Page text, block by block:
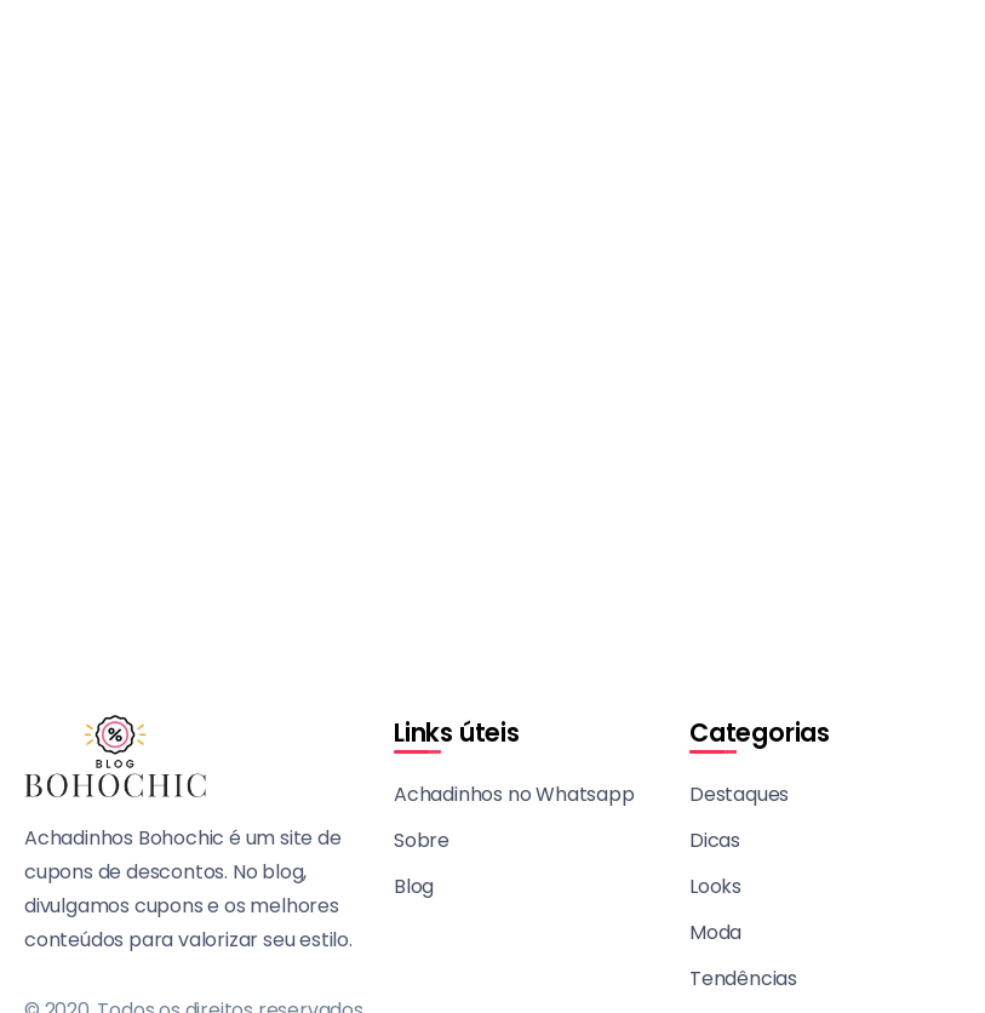
Achadinhos Bohochic é um site de
cupons de descontos. No blog,
divulgamos cupons e os melhores
conteúdos para valorizar seu estilo.
Links úteis
Achadinhos no Whatsapp
Sobre
Blog
Categorias
Destaques
Dicas
Looks
Moda
Tendências